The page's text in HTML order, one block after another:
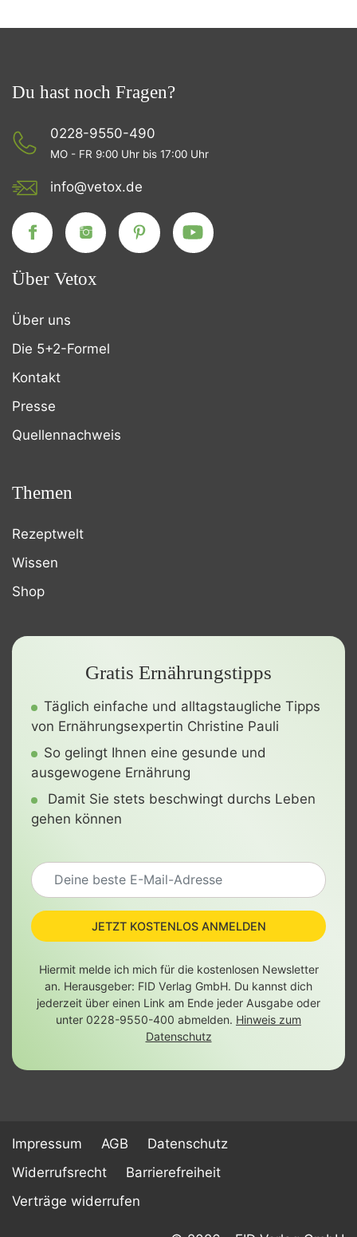
Du hast noch Fragen?
0228-9550-490
MO - FR 9:00 Uhr bis 17:00 Uhr
info@vetox.de
Über Vetox
Über uns
Die 5+2-Formel
Kontakt
Presse
Quellennachweis
Themen
Rezeptwelt
Wissen
Shop
Gratis Ernährungstipps
Täglich einfache und alltagstaugliche Tipps
von Ernährungsexpertin Christine Pauli
So gelingt Ihnen eine gesunde und
ausgewogene Ernährung
Damit Sie stets beschwingt durchs Leben
gehen können
JETZT KOSTENLOS ANMELDEN
Hiermit melde ich mich für die kostenlosen Newsletter
an. Herausgeber: FID Verlag GmbH. Du kannst dich
jederzeit über einen Link am Ende jeder Ausgabe oder
unter 0228-9550-400 abmelden. Hinweis zum
Datenschutz
Impressum AGB
Datenschutz
Widerrufsrecht
Barrierefreiheit
Verträge widerrufen